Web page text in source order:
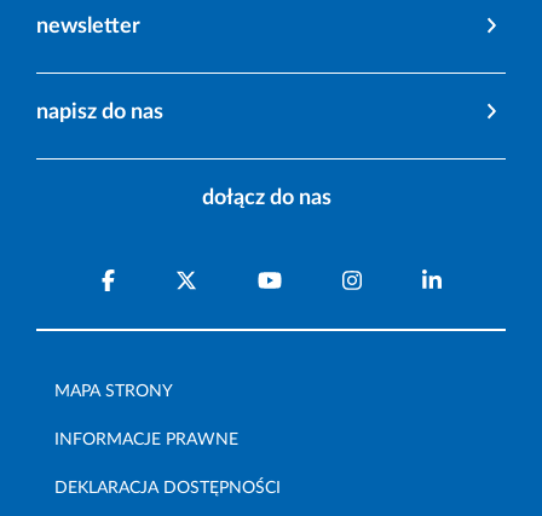
newsletter
napisz do nas
dołącz do nas
MAPA STRONY
INFORMACJE PRAWNE
DEKLARACJA DOSTĘPNOŚCI